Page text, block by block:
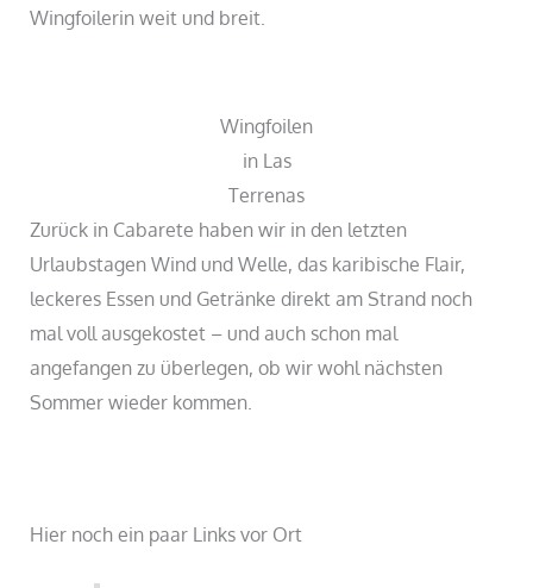
Wingfoilerin weit und breit.
Wingfoilen
in Las
Terrenas
Zurück in Cabarete haben wir in den letzten
Urlaubstagen Wind und Welle, das karibische Flair,
leckeres Essen und Getränke direkt am Strand noch
mal voll ausgekostet – und auch schon mal
angefangen zu überlegen, ob wir wohl nächsten
Sommer wieder kommen.
Hier noch ein paar Links vor Ort